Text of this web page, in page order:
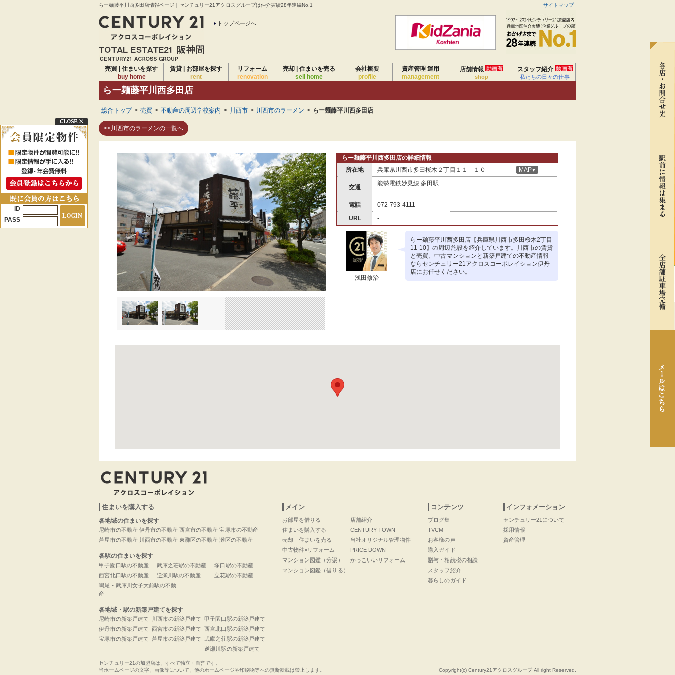
らー麺藤平川西多田店情報ページ｜センチュリー21アクロスグループは仲介実績28年連続No.1 サイトマップ
トップページへ
売買 | 住まいを探す
buy home
賃貸 | お部屋を探す
rent
リフォーム
renovation
売却 | 住まいを売る
sell home
会社概要
profile
資産管理 運用
management
店舗情報 動画有
shop
スタッフ紹介 動画有
私たちの日々の仕事
らー麺藤平川西多田店
総合トップ > 売買 > 不動産の周辺学校案内 > 川西市 > 川西市のラーメン > らー麺藤平川西多田店
<<川西市のラーメンの一覧へ
らー麺藤平川西多田店の詳細情報
所在地
兵庫県川西市多田桜木２丁目１１－１０ MAP ▼
交通
能勢電鉄妙見線 多田駅
電話
072-793-4111
URL
-
浅田修治
らー麺藤平川西多田店【兵庫県川西市多田桜木2丁目
11-10】の周辺施設を紹介しています。川西市の賃貸
と売買、中古マンションと新築戸建ての不動産情報
ならセンチュリー21アクロスコーポレイション伊丹
店にお任せください。
住まいを購入する
各地域の住まいを探す
尼崎市の不動産
芦屋市の不動産
伊丹市の不動産
川西市の不動産
西宮市の不動産
東灘区の不動産
宝塚市の不動産
灘区の不動産
各駅の住まいを探す
甲子園口駅の不動産
西宮北口駅の不動産
武庫之荘駅の不動産
逆瀬川駅の不動産
塚口駅の不動産
立花駅の不動産
鳴尾・武庫川女子大前駅の不動
産
各地域・駅の新築戸建てを探す
尼崎市の新築戸建て
伊丹市の新築戸建て
宝塚市の新築戸建て
川西市の新築戸建て
西宮市の新築戸建て
芦屋市の新築戸建て
甲子園口駅の新築戸建て
西宮北口駅の新築戸建て
武庫之荘駅の新築戸建て
逆瀬川駅の新築戸建て
メイン
お部屋を借りる
住まいを購入する
売却｜住まいを売る
中古物件×リフォーム
マンション図鑑（分譲）
マンション図鑑（借りる）
店舗紹介
CENTURY TOWN
当社オリジナル管理物件
PRICE DOWN
かっこいいリフォーム
コンテンツ
ブログ集
TVCM
お客様の声
購入ガイド
贈与・相続税の相談
スタッフ紹介
暮らしのガイド
インフォメーション
センチュリー21について
採用情報
資産管理
センチュリー21の加盟店は、すべて独立・自営です。
当ホームページの文字、画像等について、他のホームページや印刷物等への無断転載は禁止します。
Copyright(c) Century21アクロスグループ All right Reserved.
ID
PASS